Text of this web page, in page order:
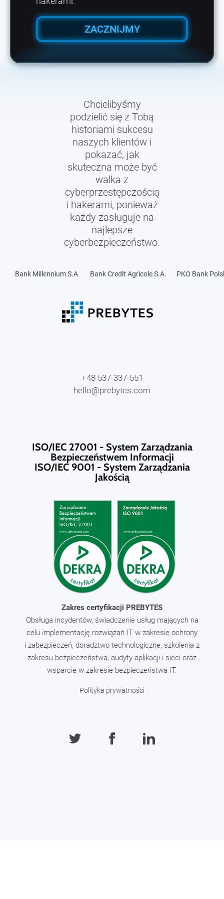
ZACZNIJMY
Chcielibyśmy
podzielić się z Tobą
historiami sukcesu
naszych klientów i
pokazać, jak
skuteczna może być
walka z
cyberprzestępczością
i hakerami, ponieważ
każdy zasługuje na
najlepsze
cyberbezpieczeństwo.
Bank Millennium S.A. Bank Credit Agricole S.A. PKO Bank
ISO/IEC 27001 - System Zarządzania
Bezpieczeństwem Informacji
ISO/IEC 9001 - System Zarządzania
Jakością
+48 537-337-551
hello@prebytes.com
Zakres certyfikacji PREBYTES
Obsługa incydentów, świadczenie usług mających na
celu implementację rozwiązań IT w zakresie ochrony
i zabezpieczeń, doradztwo technologiczne, szkolenia z
zakresu bezpieczeństwa, audyty aplikacji i sieci oraz
wsparcie w zakresie bezpieczeństwa IT.
Polityka prywatności